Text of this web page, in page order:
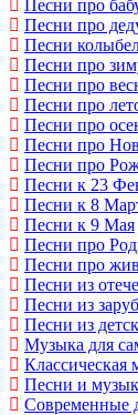
Песни про
Песни про
Песни
Песни про
Песни про
Песни про
Песни про
Песни про
Песни про
Песни к 23
Песни к 8
Песни к 9 Мая
Песни про
Песни про
Песни из
Песни из
Песни из
Музыка для
Классическая
Песни и
Современные